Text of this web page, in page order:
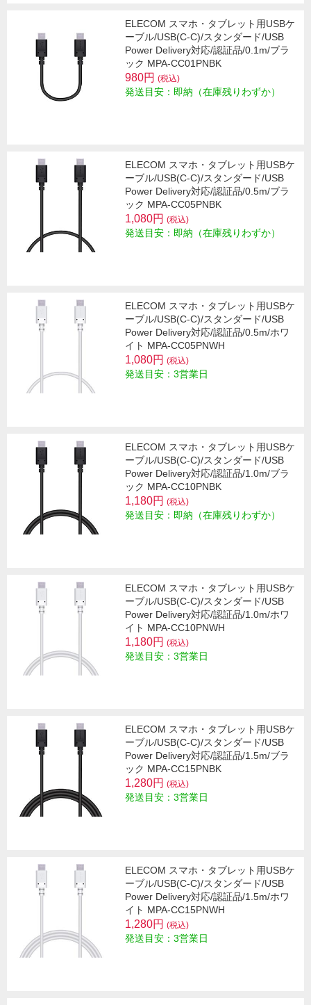
ELECOM スマホ・タブレット用USBケ
ーブル/USB(C-C)/スタンダード/USB
Power Delivery対応/認証品/0.1m/ブラ
ック MPA-CC01PNBK
980円 (税込)
発送目安：即納（在庫残りわずか）
ELECOM スマホ・タブレット用USBケ
ーブル/USB(C-C)/スタンダード/USB
Power Delivery対応/認証品/0.5m/ブラ
ック MPA-CC05PNBK
1,080円 (税込)
発送目安：即納（在庫残りわずか）
ELECOM スマホ・タブレット用USBケ
ーブル/USB(C-C)/スタンダード/USB
Power Delivery対応/認証品/0.5m/ホワ
イト MPA-CC05PNWH
1,080円 (税込)
発送目安：3営業日
ELECOM スマホ・タブレット用USBケ
ーブル/USB(C-C)/スタンダード/USB
Power Delivery対応/認証品/1.0m/ブラ
ック MPA-CC10PNBK
1,180円 (税込)
発送目安：即納（在庫残りわずか）
ELECOM スマホ・タブレット用USBケ
ーブル/USB(C-C)/スタンダード/USB
Power Delivery対応/認証品/1.0m/ホワ
イト MPA-CC10PNWH
1,180円 (税込)
発送目安：3営業日
ELECOM スマホ・タブレット用USBケ
ーブル/USB(C-C)/スタンダード/USB
Power Delivery対応/認証品/1.5m/ブラ
ック MPA-CC15PNBK
1,280円 (税込)
発送目安：3営業日
ELECOM スマホ・タブレット用USBケ
ーブル/USB(C-C)/スタンダード/USB
Power Delivery対応/認証品/1.5m/ホワ
イト MPA-CC15PNWH
1,280円 (税込)
発送目安：3営業日